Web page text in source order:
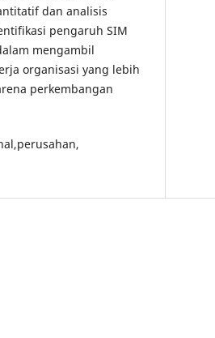
dan analisis
pengaruh SIM
mengambil
organisasi yang lebih
perkembangan